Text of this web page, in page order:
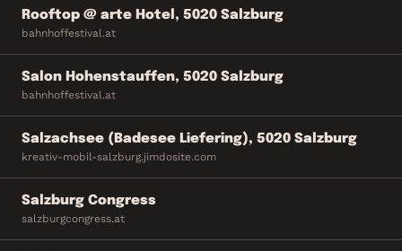
Rooftop @ arte Hotel, 5020 Salzburg
bahnhoffestival.at
Salon Hohenstauffen, 5020 Salzburg
bahnhoffestival.at
Salzachsee (Badesee Liefering), 5020 Salzburg
kreativ-mobil-salzburg.jimdosite.com
Salzburg Congress
salzburgcongress.at